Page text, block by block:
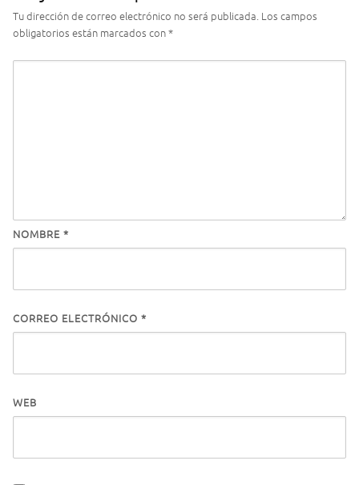
Tu dirección de correo electrónico no será publicada. Los campos
obligatorios están marcados con*
NOMBRE *
CORREO ELECTRÓNICO *
WEB